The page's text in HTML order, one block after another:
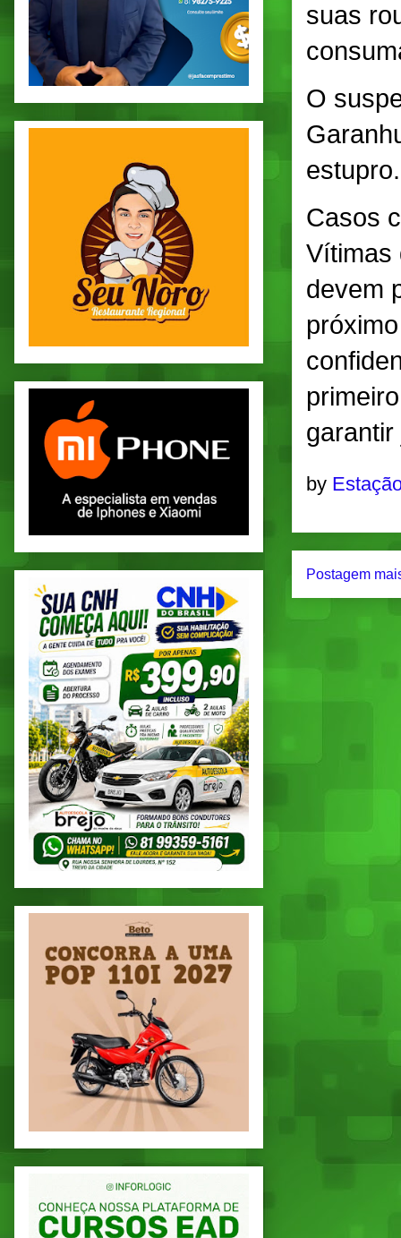
suas
O
estupro.
Casos
Vítimas
devem
by
Postagem